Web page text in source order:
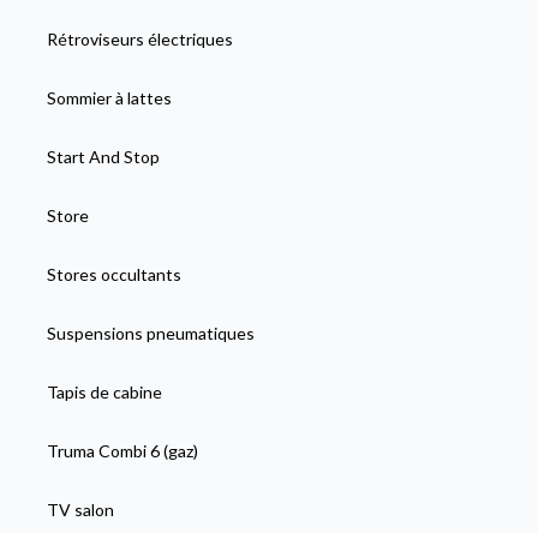
Rétroviseurs électriques
Sommier à lattes
Start And Stop
Store
Stores occultants
Suspensions pneumatiques
Tapis de cabine
Truma Combi 6 (gaz)
TV salon